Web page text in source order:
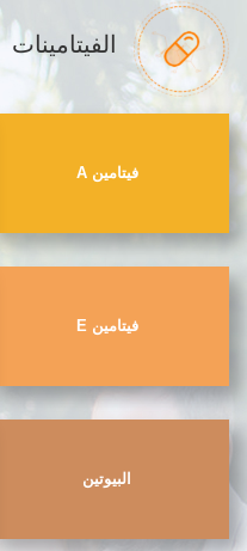
الفيتامينات
فيتامين A
فيتامين E
البيوتين